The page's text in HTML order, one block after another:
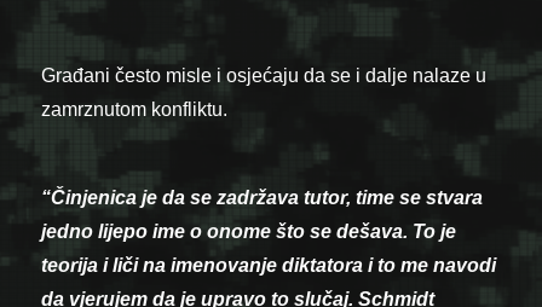
Građani često misle i osjećaju da se i dalje nalaze u
zamrznutom konfliktu.
“Činjenica je da se zadržava tutor, time se stvara
jedno lijepo ime o onome što se dešava. To je
teorija i liči na imenovanje diktatora i to me navodi
da vjerujem da je upravo to slučaj. Schmidt